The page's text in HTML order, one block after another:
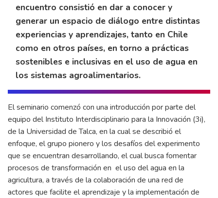
encuentro consistió en dar a conocer y
generar un espacio de diálogo entre distintas
experiencias y aprendizajes, tanto en Chile
como en otros países, en torno a prácticas
sostenibles e inclusivas en el uso de agua en
los sistemas agroalimentarios.
El seminario comenzó con una introducción por parte del
equipo del Instituto Interdisciplinario para la Innovación (3i),
de la Universidad de Talca, en la cual se describió el
enfoque, el grupo pionero y los desafíos del experimento
que se encuentran desarrollando, el cual busca fomentar
procesos de transformación en el uso del agua en la
agricultura, a través de la colaboración de una red de
actores que facilite el aprendizaje y la implementación de